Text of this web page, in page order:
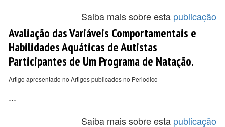
Saiba mais sobre esta publicação
Avaliação das Variáveis Comportamentais e
Habilidades Aquáticas de Autistas
Participantes de Um Programa de Natação.
Artigo apresentado no Artigos publicados no Periodico
...
Saiba mais sobre esta publicação